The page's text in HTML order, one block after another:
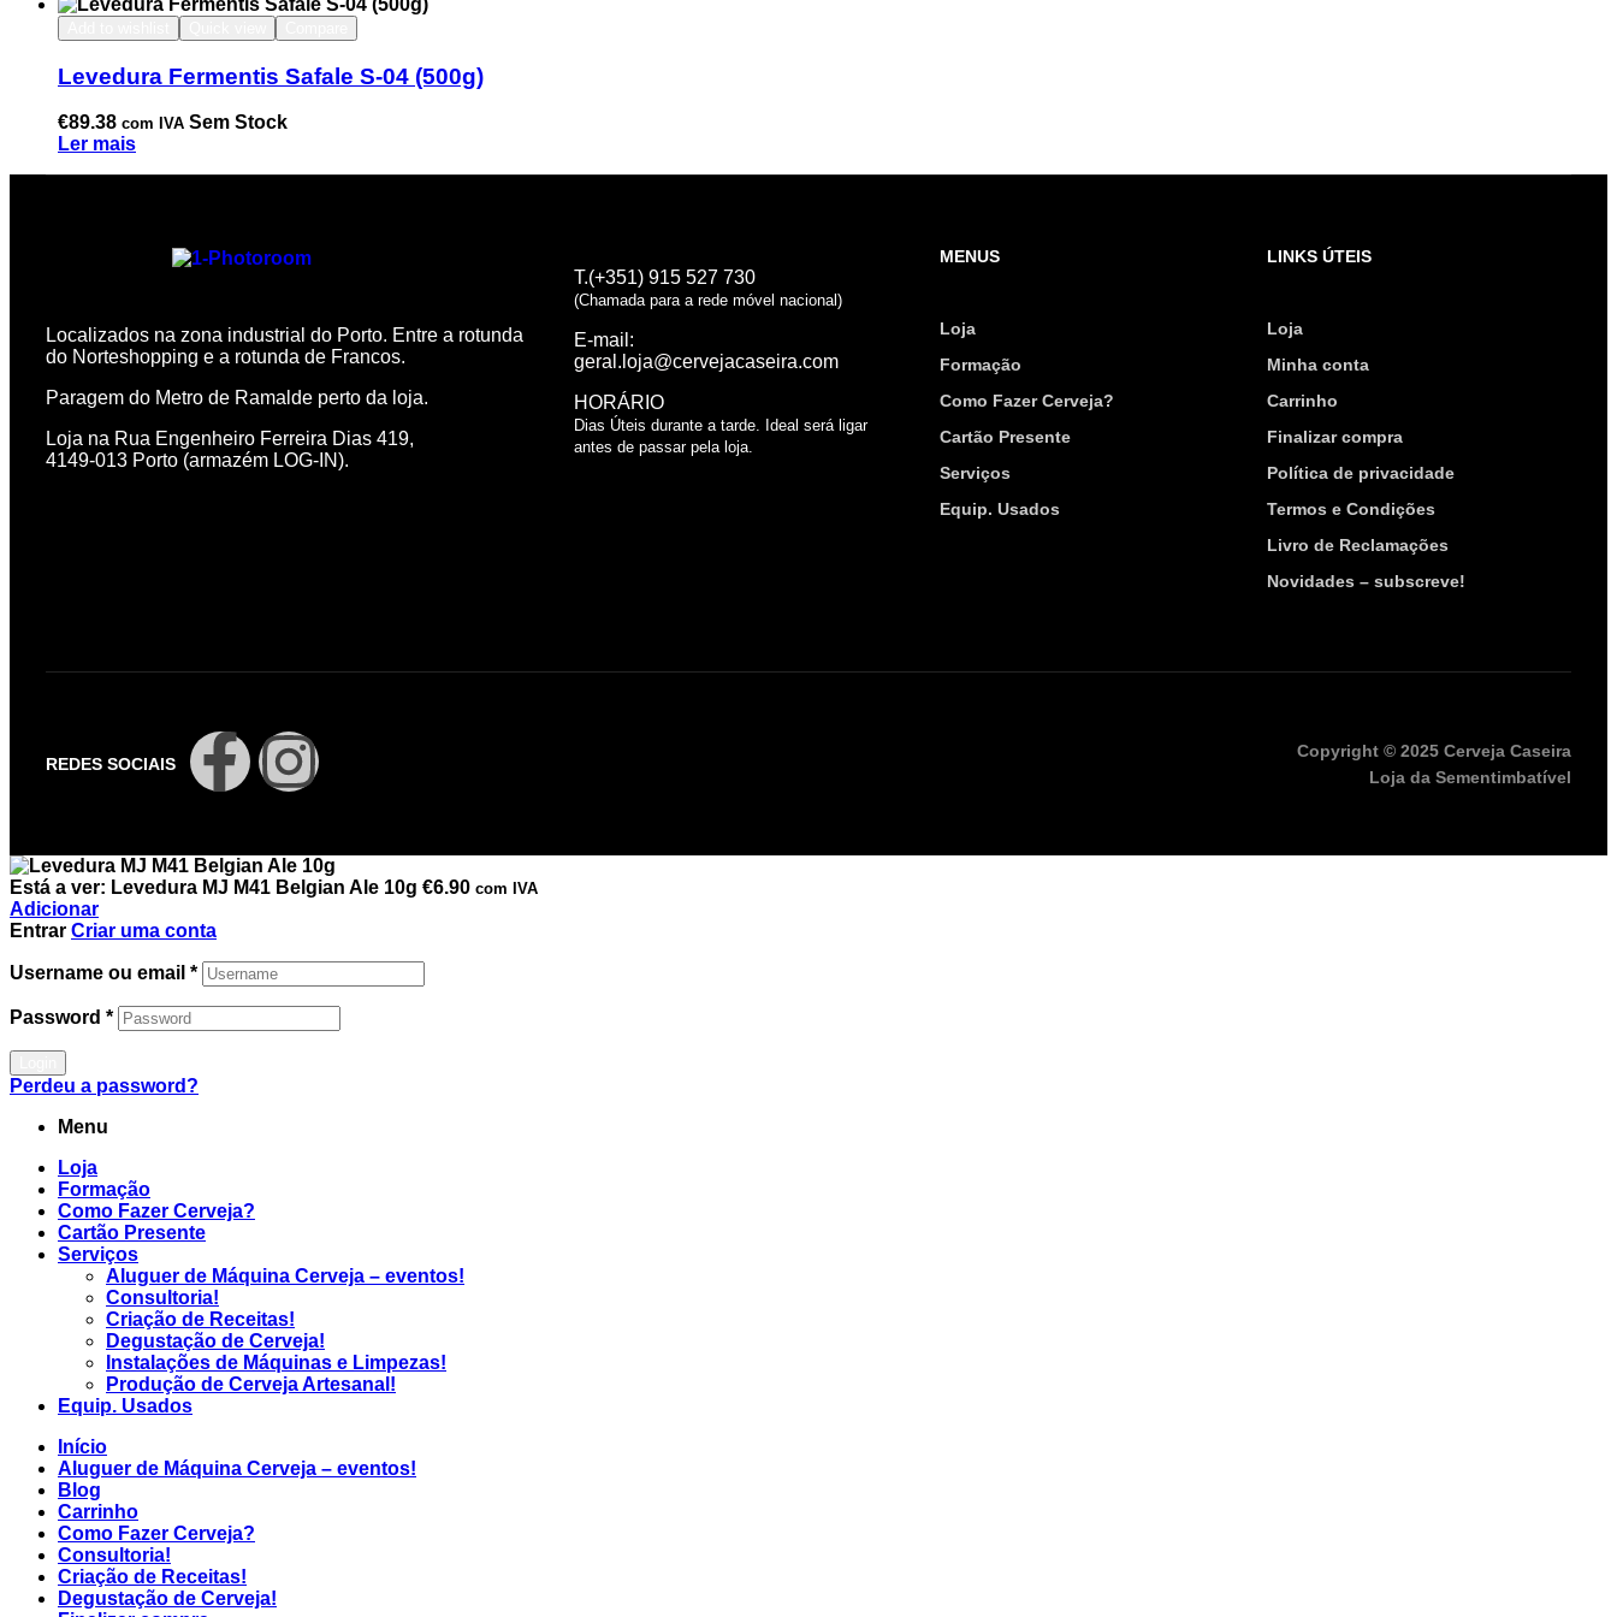
Levedura Fermentis Safale S-04 (500g)
€89.38 com IVA Sem Stock
Ler mais
Localizados na zona industrial do Porto. Entre a rotunda
do Norteshopping e a rotunda de Francos.
Paragem do Metro de Ramalde perto da loja.
Loja na Rua Engenheiro Ferreira Dias 419,
4149-013 Porto (armazém LOG-IN).
T.(+351) 915 527 730
(Chamada para a rede móvel nacional)
E-mail:
geral.loja@cervejacaseira.com
HORÁRIO
Dias Úteis durante a tarde. Ideal será ligar
antes de passar pela loja.
MENUS
Loja
Formação
Como Fazer Cerveja?
Cartão Presente
Serviços
Equip. Usados
LINKS ÚTEIS
Loja
Minha conta
Carrinho
Finalizar compra
Política de privacidade
Termos e Condições
Livro de Reclamações
Novidades – subscreve!
REDES SOCIAIS
Copyright © 2025 Cerveja Caseira
Loja da Sementimbatível
Está a ver: Levedura MJ M41 Belgian Ale 10g €6.90 com IVA
Adicionar
Entrar Criar uma conta
Username ou email *
Password *
Perdeu a password?
Menu
Loja
Formação
Como Fazer Cerveja?
Cartão Presente
Serviços
Aluguer de Máquina Cerveja – eventos!
Consultoria!
Criação de Receitas!
Degustação de Cerveja!
Instalações de Máquinas e Limpezas!
Produção de Cerveja Artesanal!
Equip. Usados
Início
Aluguer de Máquina Cerveja – eventos!
Blog
Carrinho
Como Fazer Cerveja?
Consultoria!
Criação de Receitas!
Degustação de Cerveja!